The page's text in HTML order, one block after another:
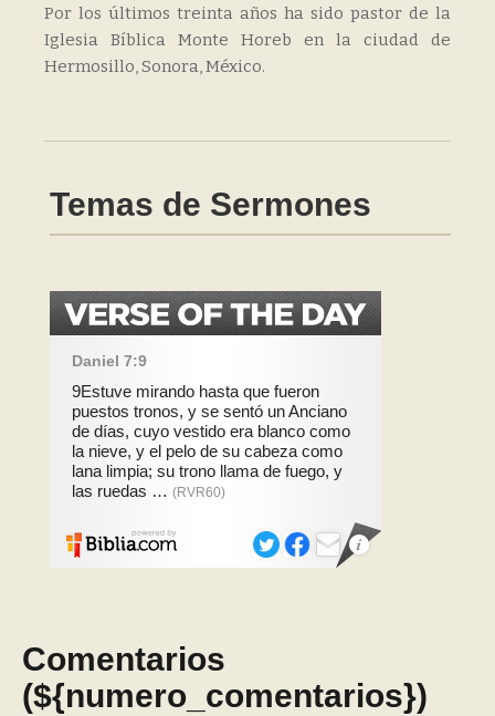
Por los últimos treinta años ha sido pastor de la
Iglesia Bíblica Monte Horeb en la ciudad de
Hermosillo, Sonora, México.
Temas de Sermones
Comentarios
(${numero_comentarios})